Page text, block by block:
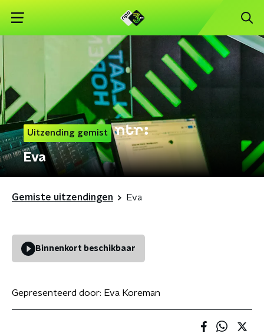
Uitzending gemist
Eva
Gemiste uitzendingen Eva
Binnenkort beschikbaar
Gepresenteerd door: Eva Koreman